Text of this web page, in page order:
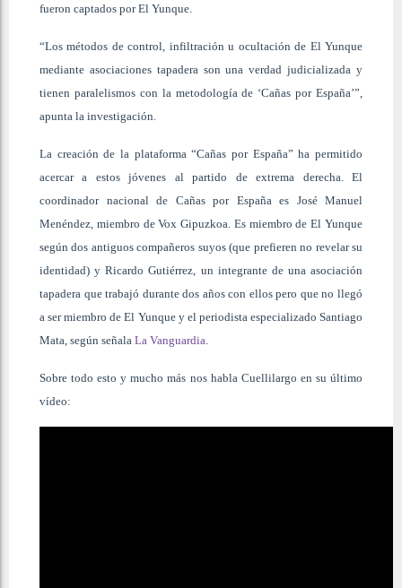
fueron captados por El Yunque.
“Los métodos de control, infiltración u ocultación de El Yunque
mediante asociaciones tapadera son una verdad judicializada y
tienen paralelismos con la metodología de ‘Cañas por España’”,
apunta la investigación.
La creación de la plataforma “Cañas por España” ha permitido
acercar a estos jóvenes al partido de extrema derecha. El
coordinador nacional de Cañas por España es José Manuel
Menéndez, miembro de Vox Gipuzkoa. Es miembro de El Yunque
según dos antiguos compañeros suyos (que prefieren no revelar su
identidad) y Ricardo Gutiérrez, un integrante de una asociación
tapadera que trabajó durante dos años con ellos pero que no llegó
a ser miembro de El Yunque y el periodista especializado Santiago
Mata, según señala La Vanguardia
Sobre todo esto y mucho más nos habla Cuellilargo en su último
vídeo: